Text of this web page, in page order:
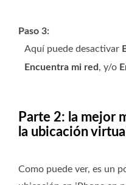
Paso 3:
Aquí puede desactivar
Encuentra mi red , y/o
Parte 2: la mejor
la ubicación
Como puede ver, es un